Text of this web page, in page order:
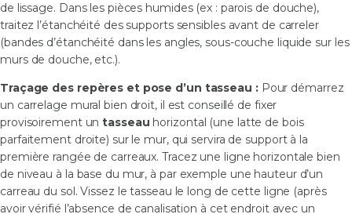
de lissage. Dans les pièces humides (ex : parois de douche),
traitez l’étanchéité des supports sensibles avant de carreler
(bandes d’étanchéité dans les angles, sous-couche liquide sur les
murs de douche, etc.).
Traçage des repères et pose d’un tasseau : Pour démarrez
un carrelage mural bien droit, il est conseillé de fixer
provisoirement untasseau horizontal (une latte de bois
parfaitement droite) sur le mur, qui servira de support à la
première rangée de carreaux. Tracez une ligne horizontale bien
de niveau à la base du mur, à par exemple une hauteur d’un
carreau du sol. Vissez le tasseau le long de cette ligne (après
avoir vérifié l’absence de canalisation à cet endroit avec un